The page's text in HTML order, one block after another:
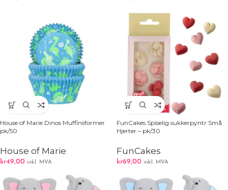
House of Marie Dinos Muffinsformer
pk/50
House of Marie
kr49,00 inkl. MVA
FunCakes Spiselig sukkerpyntr Små
Hjerter – pk/30
FunCakes
kr69,00 inkl. MVA